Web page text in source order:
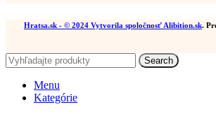
Hratsa.sk - © 2024 Vytvorila spoločnosť Alibition.sk.
Search
Menu
Kategórie